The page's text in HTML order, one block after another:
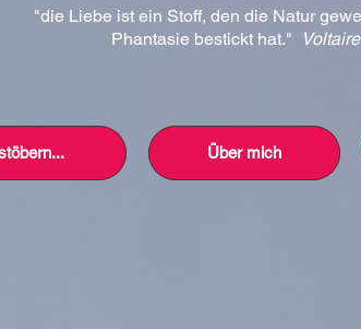
"die Liebe ist ein Stoff, den die Natur
Phantasie bestickt hat."
Voltaire
Über mich